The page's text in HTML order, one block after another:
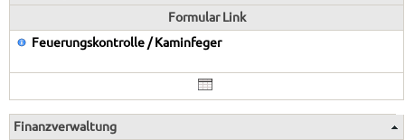
Formular Link
Feuerungskontrolle / Kaminfeger
Finanzverwaltung